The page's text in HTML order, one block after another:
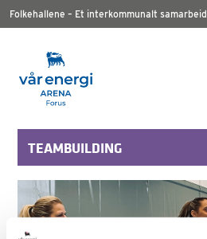
Folkehallene – Et interkommunalt samarbeid
TEAMBUILDING